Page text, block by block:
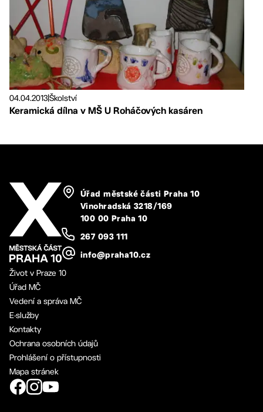
04.04.2013Školství
Keramická dílna v MŠ U Roháčových kasáren
Úřad městské části Praha 10
Vinohradská 3218/169
100 00 Praha 10
267 093 111
info@praha10.cz
Život v Praze 10
Úřad MČ
Vedení a správa MČ
E-služby
Kontakty
Ochrana osobních údajů
Prohlášení o přístupnosti
Mapa stránek